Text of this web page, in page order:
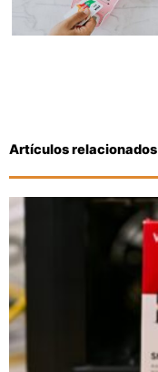
Artículos relacionados